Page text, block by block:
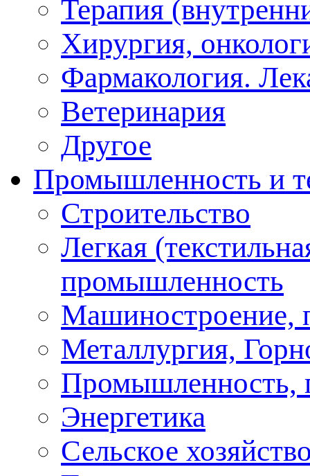
Терапия
Хирургия,
Фармакология.
Ветеринария
Другое
Промышленность и
Строительство
Легкая
промышленность
Машиностроение,
Металлургия,
Промышленность,
Энергетика
Сельское